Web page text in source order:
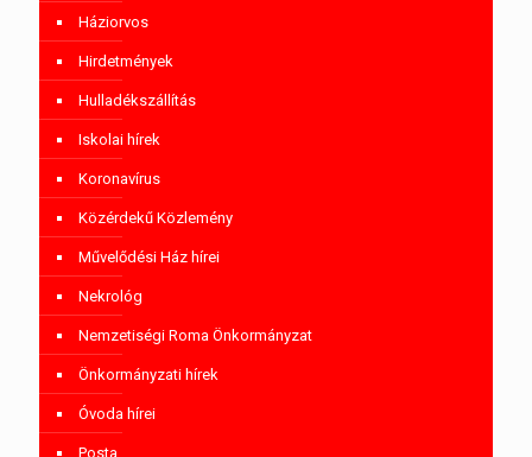
Háziorvos
Hirdetmények
Hulladékszállítás
Iskolai hírek
Koronavírus
Közérdekű Közlemény
Művelődési Ház hírei
Nekrológ
Nemzetiségi Roma Önkormányzat
Önkormányzati hírek
Óvoda hírei
Posta